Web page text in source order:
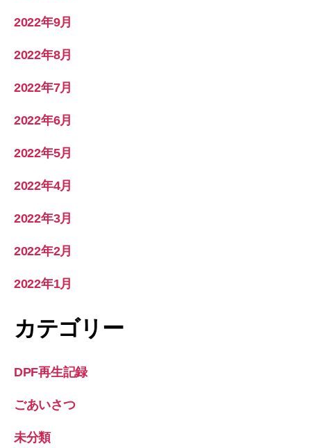
2022年9月
2022年8月
2022年7月
2022年6月
2022年5月
2022年4月
2022年3月
2022年2月
2022年1月
カテゴリー
DPF再生記録
ごあいさつ
未分類